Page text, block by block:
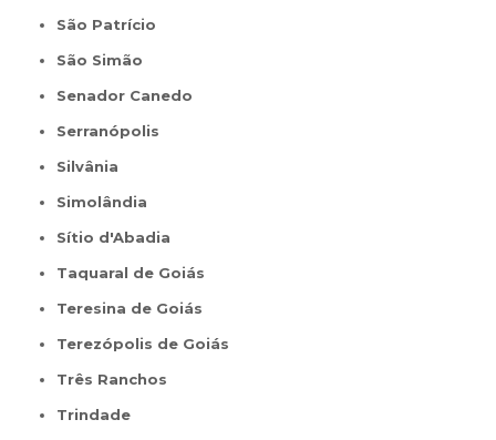
São Patrício
São Simão
Senador Canedo
Serranópolis
Silvânia
Simolândia
Sítio d'Abadia
Taquaral de Goiás
Teresina de Goiás
Terezópolis de Goiás
Três Ranchos
Trindade